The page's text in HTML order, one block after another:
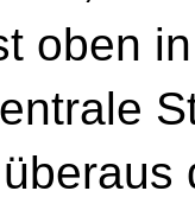
oben